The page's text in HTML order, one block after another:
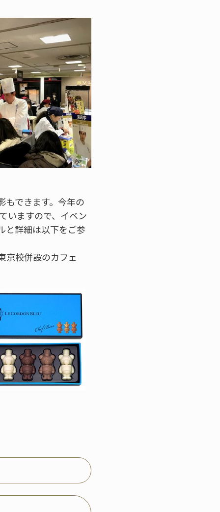
もできます。今年の
いますので、イベン
と詳細は以下をご参
京校併設のカフェ